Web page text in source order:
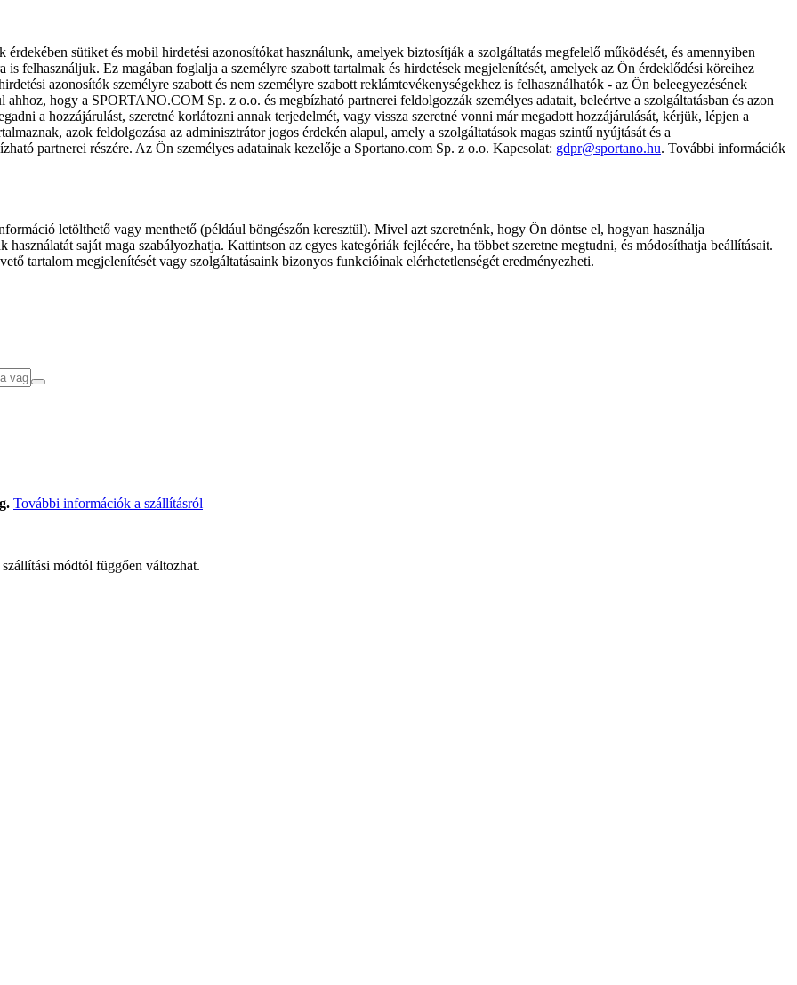
sütiket és mobil hirdetési azonosítókat használunk, amelyek biztosítják a szolgáltatás megfelelő működését, és amennyiben
is felhasználjuk. Ez magában foglalja a személyre szabott tartalmak és hirdetések megjelenítését, amelyek az Ön érdeklődési köreihez
azonosítók személyre szabott és nem személyre szabott reklámtevékenységekhez is felhasználhatók - az Ön beleegyezésének
hogy a SPORTANO.COM Sp. z o.o. és megbízható partnerei feldolgozzák személyes adatait, beleértve a szolgáltatásban és azon
a hozzájárulást, szeretné korlátozni annak terjedelmét, vagy vissza szeretné vonni már megadott hozzájárulását, kérjük, lépjen a
azok feldolgozása az adminisztrátor jogos érdekén alapul, amely a szolgáltatások magas szintű nyújtását és a
partnerei részére. Az Ön személyes adatainak kezelője a Sportano.com Sp. z o.o. Kapcsolat: gdpr@sportano.hu. További információk
letölthető vagy menthető (például böngészőn keresztül). Mivel azt szeretnénk, hogy Ön döntse el, hogyan használja
saját maga szabályozhatja. Kattintson az egyes kategóriák fejlécére, ha többet szeretne megtudni, és módosíthatja beállításait.
tartalom megjelenítését vagy szolgáltatásaink bizonyos funkcióinak elérhetetlenségét eredményezheti.
További információk a szállításról
módtól függően változhat.